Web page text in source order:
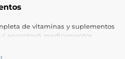
de vitaminas y suplementos
encontrará medicamentos,
general de sus mascotas.
›